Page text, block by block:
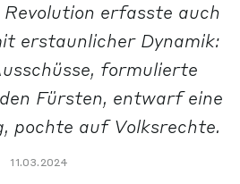
erfasste auch
erstaunlicher Dynamik:
formulierte
Fürsten, entwarf eine
pochte auf Volksrechte.
11.03.2024